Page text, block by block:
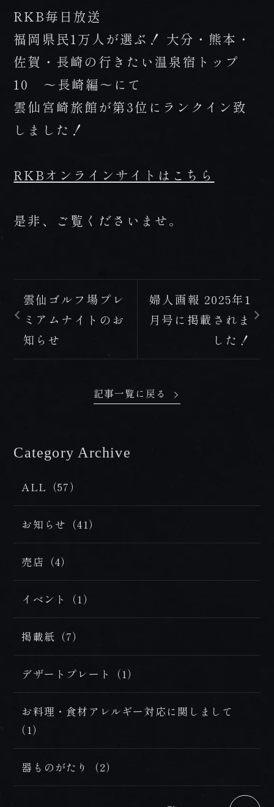
お知らせ
会社概要・求人情報
プライバシーポリシー・宿泊約款
RKB毎日放送
福岡県民1万人が選ぶ！ 大分・熊本・
佐賀・長崎の行きたい温泉宿トップ
10 ～長崎編～にて
雲仙宮崎旅館が第3位にランクイン致
しました！
RKBオンラインサイトはこちら
是非、ご覧くださいませ。
雲仙ゴルフ場プレ
ミアムナイトのお
知らせ
婦人画報 2025年1
月号に掲載されま
した！
記事一覧に戻る
Category Archive
ALL（57）
お知らせ（41）
売店（4）
イベント（1）
掲載紙（7）
デザートプレート（1）
お料理・食材アレルギー対応に関しまして
（1）
器ものがたり（2）